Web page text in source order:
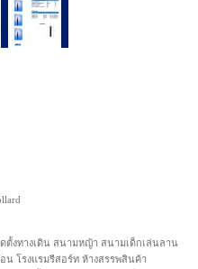
ตั้งทางเดิน สนามหญ้า สนามเด็กเล่นลาน
โรงแรมรีสอร์ท ห้างสรรพสินค้า